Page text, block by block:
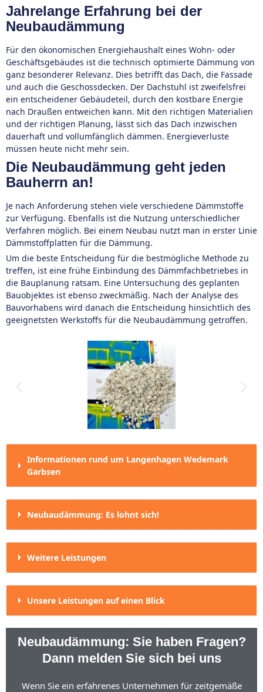
Jahrelange Erfahrung bei der
Neubaudämmung
Für den ökonomischen Energiehaushalt eines Wohn- oder
Geschäftsgebäudes ist die technisch optimierte Dämmung von
ganz besonderer Relevanz. Dies betrifft das Dach, die Fassade
und auch die Geschossdecken. Der Dachstuhl ist zweifelsfrei
ein entscheidener Gebäudeteil, durch den kostbare Energie
nach Draußen entweichen kann. Mit den richtigen Materialien
und der richtigen Planung, lässt sich das Dach inzwischen
dauerhaft und vollumfänglich dämmen. Energieverluste
müssen heute nicht mehr sein.
Die Neubaudämmung geht jeden
Bauherrn an!
Je nach Anforderung stehen viele verschiedene Dämmstoffe
zur Verfügung. Ebenfalls ist die Nutzung unterschiedlicher
Verfahren möglich. Bei einem Neubau nutzt man in erster Linie
Dämmstoffplatten für die Dämmung.
Um die beste Entscheidung für die bestmögliche Methode zu
treffen, ist eine frühe Einbindung des Dämmfachbetriebes in
die Bauplanung ratsam. Eine Untersuchung des geplanten
Bauobjektes ist ebenso zweckmäßig. Nach der Analyse des
Bauvorhabens wird danach die Entscheidung hinsichtlich des
geeignetsten Werkstoffs für die Neubaudämmung getroffen.
Informationen rund um Langenhagen Wedemark
Garbsen
Neubaudämmung: Es lohnt sich!
Weitere Leistungen
Unsere Leistungen auf einen Blick
Neubaudämmung: Sie haben Fragen?
Dann melden Sie sich bei uns
Wenn Sie ein erfahrenes Unternehmen für zeitgemäße